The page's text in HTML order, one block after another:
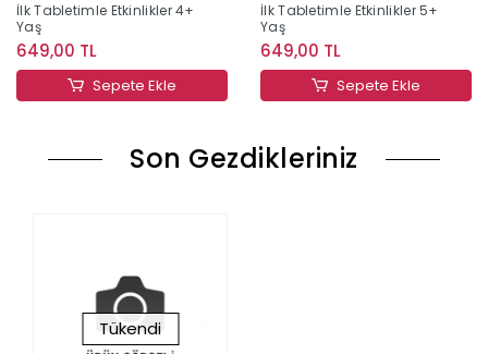
İlk Tabletimle Etkinlikler 4+
Yaş
649,00 TL
Sepete Ekle
İlk Tabletimle Etkinlikler 5+
Yaş
649,00 TL
Sepete Ekle
Son Gezdikleriniz
Tükendi